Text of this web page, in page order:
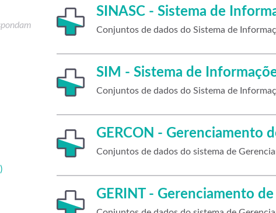
SINASC - Sistema de
Conjuntos de dados do Sistema de
SIM - Sistema de
Conjuntos de dados do Sistema de
GERCON - Gerenciamento
Conjuntos de dados do sistema de
GERINT - Gerenciamento